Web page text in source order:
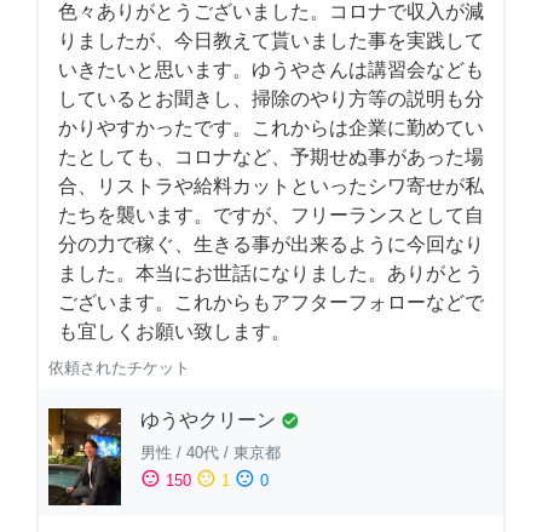
色々ありがとうございました。コロナで収入が減
りましたが、今日教えて貰いました事を実践して
いきたいと思います。ゆうやさんは講習会なども
しているとお聞きし、掃除のやり方等の説明も分
かりやすかったです。これからは企業に勤めてい
たとしても、コロナなど、予期せぬ事があった場
合、リストラや給料カットといったシワ寄せが私
たちを襲います。ですが、フリーランスとして自
分の力で稼ぐ、生きる事が出来るように今回なり
ました。本当にお世話になりました。ありがとう
ございます。これからもアフターフォローなどで
も宜しくお願い致します。
依頼されたチケット
ゆうやクリーン check_circle
男性 / 40代 / 東京都
sentiment_satisfied 150 sentiment_neutral 1 sentiment_dissatisfied 0